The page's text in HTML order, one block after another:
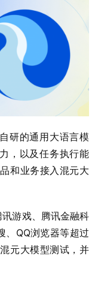
研的通用大语言模
，以及任务执行能
和业务接入混元大
游戏、腾讯金融科
、QQ浏览器等超过
元大模型测试，并